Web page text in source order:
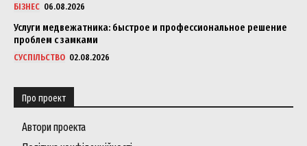
БІЗНЕС 06.08.2026
Услуги медвежатника: быстрое и профессиональное решение
проблем с замками
СУСПІЛЬСТВО 02.08.2026
Про проект
Автори проекта